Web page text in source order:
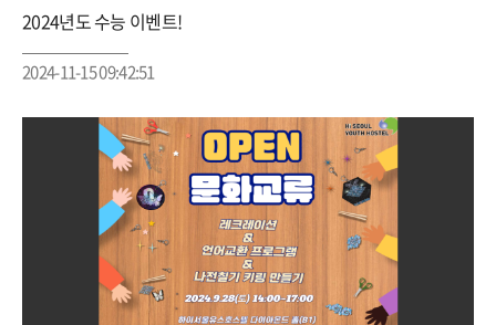
2024년도 수능 이벤트!
2024-11-15 09:42:51